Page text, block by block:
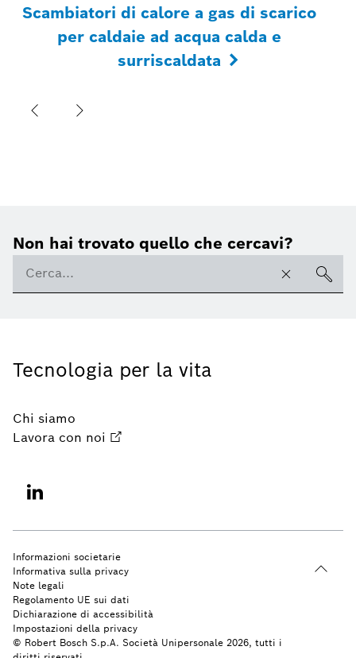
Scambiatori di calore a gas di scarico
per caldaie ad acqua calda e
surriscaldata
Non hai trovato quello che cercavi?
Tecnologia per la vita
Chi siamo
Lavora con noi
© Robert Bosch S.p.A. Società Unipersonale 2026, tutti i
Informazioni societarie
Informativa sulla privacy
Note legali
Regolamento UE sui dati
Dichiarazione di accessibilità
Impostazioni della privacy